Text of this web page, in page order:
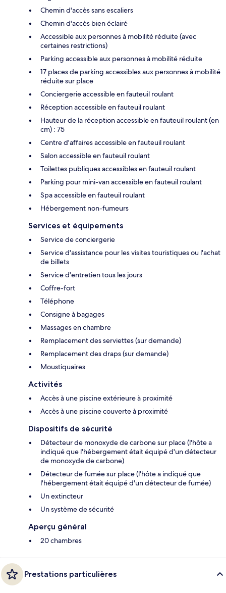
Chemin d'accès sans escaliers
Chemin d'accès bien éclairé
Accessible aux personnes à mobilité réduite (avec
certaines restrictions)
Parking accessible aux personnes à mobilité réduite
17 places de parking accessibles aux personnes à mobilité
réduite sur place
Conciergerie accessible en fauteuil roulant
Réception accessible en fauteuil roulant
Hauteur de la réception accessible en fauteuil roulant (en
cm) : 75
Centre d'affaires accessible en fauteuil roulant
Salon accessible en fauteuil roulant
Toilettes publiques accessibles en fauteuil roulant
Parking pour mini-van accessible en fauteuil roulant
Spa accessible en fauteuil roulant
Hébergement non-fumeurs
Services et équipements
Service de conciergerie
Service d'assistance pour les visites touristiques ou l'achat
de billets
Service d'entretien tous les jours
Coffre-fort
Téléphone
Consigne à bagages
Massages en chambre
Remplacement des serviettes (sur demande)
Remplacement des draps (sur demande)
Moustiquaires
Activités
Accès à une piscine extérieure à proximité
Accès à une piscine couverte à proximité
Dispositifs de sécurité
Détecteur de monoxyde de carbone sur place (l'hôte a
indiqué que l'hébergement était équipé d'un détecteur
de monoxyde de carbone)
Détecteur de fumée sur place (l'hôte a indiqué que
l'hébergement était équipé d'un détecteur de fumée)
Un extincteur
Un système de sécurité
Aperçu général
20 chambres
Prestations particulières